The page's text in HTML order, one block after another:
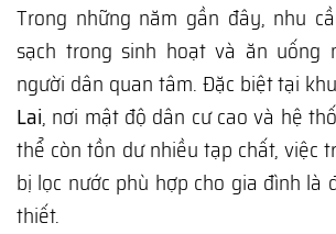
Trong những năm gần đây, nhu
sạch trong sinh hoạt và ăn uống
người dân quan tâm. Đặc biệt tại
Lai, nơi mật độ dân cư cao và hệ
thể còn tồn dư nhiều tạp chất, việc
bị lọc nước phù hợp cho gia đình là
thiết.